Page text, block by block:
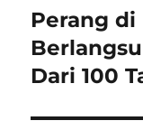
Next
post:
Perang di
Dari 100